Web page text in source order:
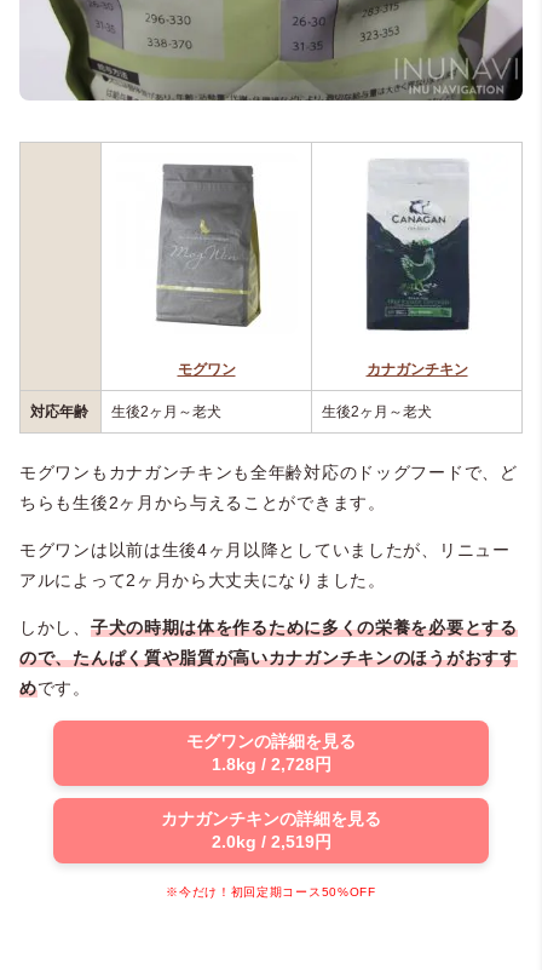
モグワン カナガンチキン
対応年齢 生後2ヶ月～老犬 生後2ヶ月～老犬
モグワンもカナガンチキンも全年齢対応のドッグフードで、ど
ちらも生後2ヶ月から与えることができます。
モグワンは以前は生後4ヶ月以降としていましたが、リニュー
アルによって2ヶ月から大丈夫になりました。
しかし、 子犬の時期は体を作るために多くの栄養を必要とする
ので、たんぱく質や脂質が高いカナガンチキンのほうがおすす
めです。
モグワンの詳細を見る
1.8kg / 2,728円
カナガンチキンの詳細を見る
2.0kg / 2,519円
※今だけ！初回定期コース50%OFF